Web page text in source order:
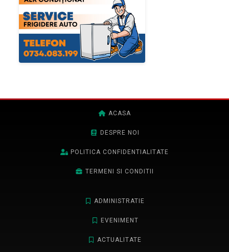
ACASA
DESPRE NOI
POLITICA CONFIDENTIALITATE
TERMENI SI CONDITII
ADMINISTRATIE
EVENIMENT
ACTUALITATE